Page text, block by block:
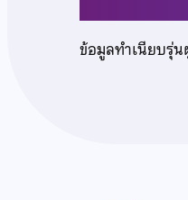
ข้อมูลทำเนียบรุ่